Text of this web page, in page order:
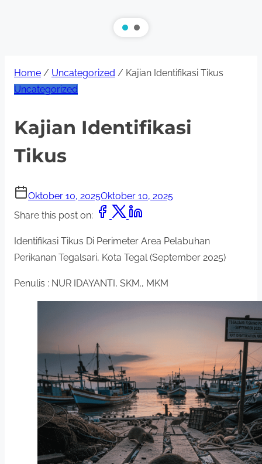
Home / Uncategorized / Kajian Identifikasi Tikus
Uncategorized
Kajian Identifikasi
Tikus
Oktober 10, 2025Oktober 10, 2025
Share this post on:
Identifikasi Tikus Di Perimeter Area Pelabuhan
Perikanan Tegalsari, Kota Tegal (September 2025)
Penulis : NUR IDAYANTI, SKM., MKM